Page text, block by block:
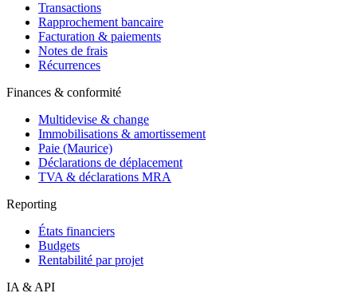
Transactions
Rapprochement bancaire
Facturation & paiements
Notes de frais
Récurrences
Finances & conformité
Multidevise & change
Immobilisations & amortissement
Paie (Maurice)
Déclarations de déplacement
TVA & déclarations MRA
Reporting
États financiers
Budgets
Rentabilité par projet
IA & API